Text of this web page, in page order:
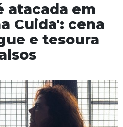
atacada em
Cuida': cena
e tesoura